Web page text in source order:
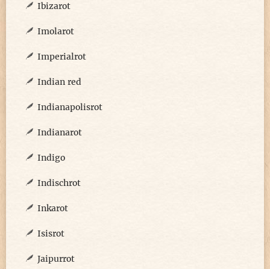
Ibizarot
Imolarot
Imperialrot
Indian red
Indianapolisrot
Indianarot
Indigo
Indischrot
Inkarot
Isisrot
Jaipurrot